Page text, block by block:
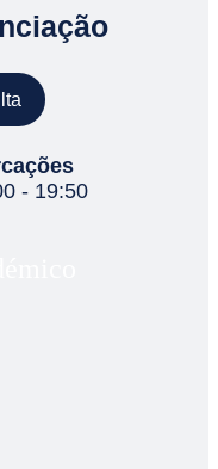
- 19:50